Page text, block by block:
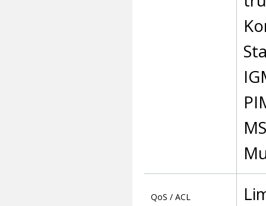
QoS / ACL